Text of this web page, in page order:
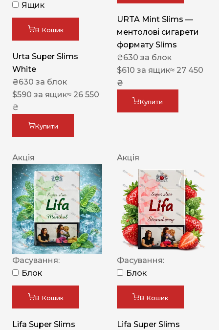
Ящик
В Кошик
Urta Super Slims
White
₴630 за блок
$590 за ящик≈ 26 550
₴
Купити
URTA Mint Slims —
ментолові сигарети
формату Slims
₴630 за блок
$610 за ящик≈ 27 450
₴
Купити
Акція
Фасування:
Блок
В Кошик
Lifa Super Slims
Акція
Фасування:
Блок
В Кошик
Lifa Super Slims